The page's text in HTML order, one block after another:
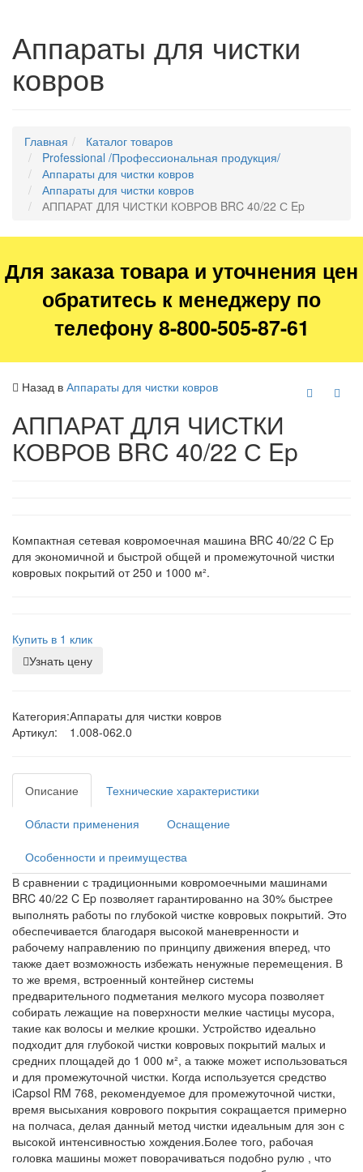
Аппараты для чистки
ковров
Главная
Каталог товаров
Professional /Профессиональная продукция/
Аппараты для чистки ковров
Аппараты для чистки ковров
АППАРАТ ДЛЯ ЧИСТКИ КОВРОВ BRC 40/22 С Ep
Для заказа товара и уточнения цен
обратитесь к менеджеру по
телефону 8-800-505-87-61
Назад в Аппараты для чистки ковров
АППАРАТ ДЛЯ ЧИСТКИ
КОВРОВ BRC 40/22 С Ep
Компактная сетевая ковромоечная машина BRC 40/22 C Ep
для экономичной и быстрой общей и промежуточной чистки
ковровых покрытий от 250 и 1000 м².
Купить в 1 клик
Узнать цену
Категория:Аппараты для чистки ковров
Артикул:
1.008-062.0
Описание Технические характеристики
Области применения Оснащение
Особенности и преимущества
В сравнении с традиционными ковромоечными машинами
BRC 40/22 C Ep позволяет гарантированно на 30% быстрее
выполнять работы по глубокой чистке ковровых покрытий. Это
обеспечивается благодаря высокой маневренности и
рабочему направлению по принципу движения вперед, что
также дает возможность избежать ненужные перемещения. В
то же время, встроенный контейнер системы
предварительного подметания мелкого мусора позволяет
собирать лежащие на поверхности мелкие частицы мусора,
такие как волосы и мелкие крошки. Устройство идеально
подходит для глубокой чистки ковровых покрытий малых и
средних площадей до 1 000 м², а также может использоваться
и для промежуточной чистки. Когда используется средство
iCapsol RM 768, рекомендуемое для промежуточной чистки,
время высыхания коврового покрытия сокращается примерно
на полчаса, делая данный метод чистки идеальным для зон с
высокой интенсивностью хождения.Более того, рабочая
головка машины может поворачиваться подобно рулю , что